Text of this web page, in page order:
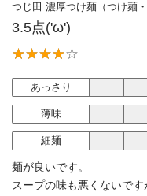
つじ田 濃厚つけ麺（つけ麺・
3.5点('ω')
あっさり
薄味
細麺
麺が良いです。
スープの味も悪くないで